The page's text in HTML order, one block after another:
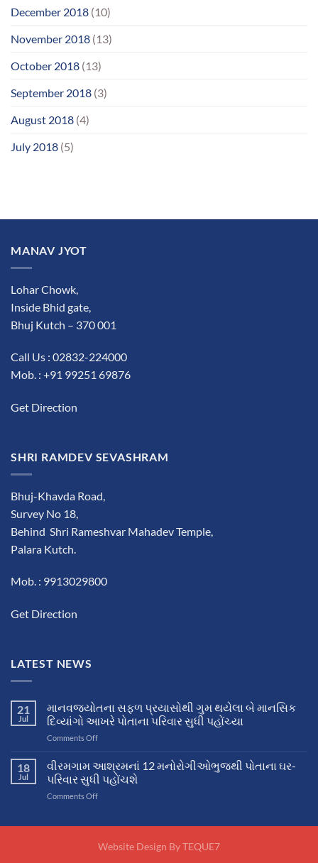
December 2018 (10)
November 2018 (13)
October 2018 (13)
September 2018 (3)
August 2018 (4)
July 2018 (5)
MANAV JYOT
Lohar Chowk,
Inside Bhid gate,
Bhuj Kutch – 370 001
Call Us : 02832-224000
Mob. : +91 99251 69876
Get Direction
SHRI RAMDEV SEVASHRAM
Bhuj-Khavda Road,
Survey No 18,
Behind Shri Rameshvar Mahadev Temple,
Palara Kutch.
Mob. : 9913029800
Get Direction
LATEST NEWS
21
Jul
માનવજ્યોતના સફળ પ્રયાસોથી ગુમ થયેલા બે માનસિક
દિવ્યાંગો આખરે પોતાના પરિવાર સુધી પહોંચ્યા
Comments Offon
પ્રયાસોથી
ગુમ
થયેલા
આખરે
18
Jul
વીરમગામ આશ્રમનાં 12 મનોરોગીઓભુજથી પોતાના ઘર-
પરિવાર સુધી પહોંચશે
Comments Offon
મનોરોગીઓભુજથી
Website Design ByTEQUE7